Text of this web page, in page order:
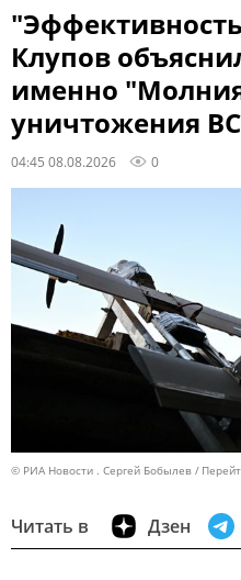
Клупов
именно
уничтожения
04:45 08.08.2026 0
© РИА Новости . Сергей Бобылев
Читать в Дзен